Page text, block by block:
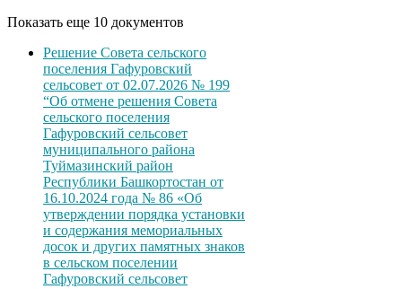
Показать еще 10 документов
Решение Совета сельского
поселения Гафуровский
сельсовет от 02.07.2026 № 199
“Об отмене решения Совета
сельского поселения
Гафуровский сельсовет
муниципального района
Туймазинский район
Республики Башкортостан от
16.10.2024 года № 86 «Об
утверждении порядка установки
и содержания мемориальных
досок и других памятных знаков
в сельском поселении
Гафуровский сельсовет